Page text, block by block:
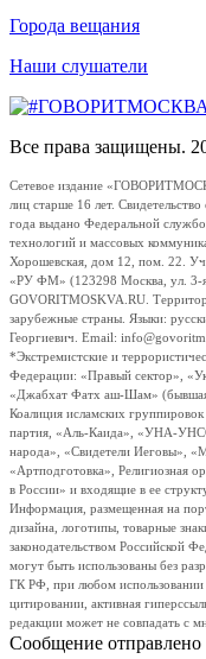
Города вещания
Наши слушатели
Все права защищены.
Сетевое издание
лиц старше 16 лет.
года выдано Федеральной
технологий и массовых
Хорошевская, дом 12, пом. 22.
«РУ ФМ» (123298 Москва, ул. 3-
GOVORITMOSKVA.RU.
зарубежные страны. Языки:
Георгиевич. Email:
*Экстремистские и
Федерации: «Правый сектор»,
«Джабхат Фатх аш-Шам»
Коалиция исламских
партия, «Аль-Каида», «УНА-
народа», «Свидетели Иеговы»,
«Артподготовка», Религиозная
в России» и входящие в ее
Информация, размещенная на
дизайна, логотипы, товарные
законодательством Российской
могут быть использованы без
ГК РФ, при любом использовании
цитировании, активная
редакции может не совпадать с
Сообщение отправлено